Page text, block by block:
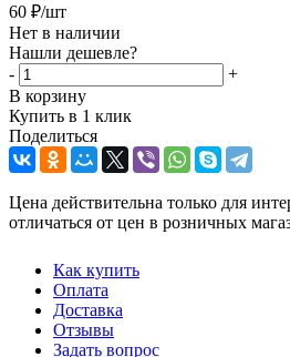
60 ₽/шт
Нет в наличии
Нашли дешевле?
-
+
В корзину
Купить в 1 клик
Поделиться
Цена действительна только для
отличаться от цен в розничных
Как купить
Оплата
Доставка
Отзывы
Задать вопрос